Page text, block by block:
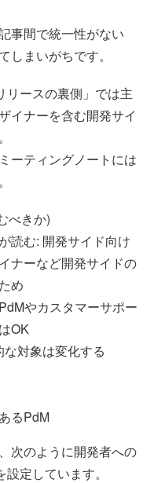
事間で統一性がない
しまいがちです。
リースの裏側」では主
イナーを含む開発サイ
ーティングノートには
べきか)
読む: 開発サイド向け
ナーなど開発サイドの
め
やカスタマーサポー
OK
対象は変化する
るPdM
次のように開発者への
定しています。